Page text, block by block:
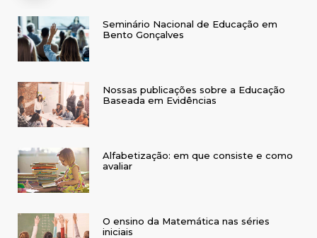
Seminário Nacional de Educação em
Bento Gonçalves
Nossas publicações sobre a Educação
Baseada em Evidências
Alfabetização: em que consiste e como
avaliar
O ensino da Matemática nas séries
iniciais